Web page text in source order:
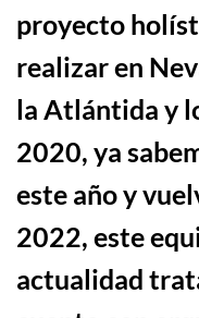
proyecto holí
realizar en
la Atlántida y
2020, ya
este año y
2022, este
actualidad